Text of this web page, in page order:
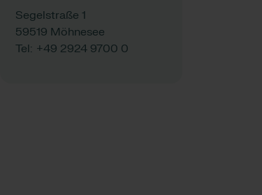
Segelstraße 1
59519 Möhnesee
Tel: +49 2924 9700 0